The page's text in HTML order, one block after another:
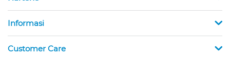
Informasi
Customer Care